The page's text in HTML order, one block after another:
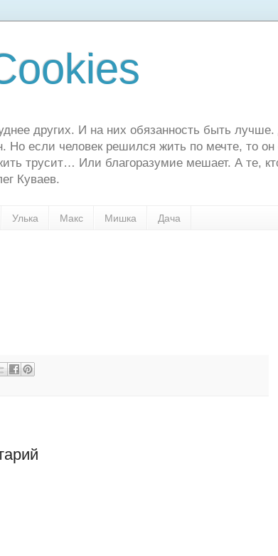
других. И на них обязанность быть
Но если человек решился жить по мечте, то
трусит… Или благоразумие мешает. А те,
Куваев.
Улька Макс Мишка Дача